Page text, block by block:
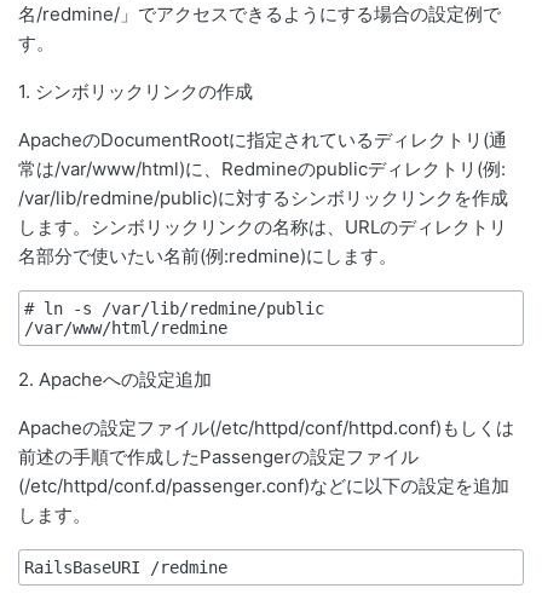
名/redmine/」でアクセスできるようにする場合の設定例で
す。
1. シンボリックリンクの作成
ApacheのDocumentRootに指定されているディレクトリ(通
常は/var/www/html)に、Redmineのpublicディレクトリ(例:
/var/lib/redmine/public)に対するシンボリックリンクを作成
します。シンボリックリンクの名称は、URLのディレクトリ
名部分で使いたい名前(例:redmine)にします。
# ln -s /var/lib/redmine/public
2. Apacheへの設定追加
Apacheの設定ファイル(/etc/httpd/conf/httpd.conf)もしくは
前述の手順で作成したPassengerの設定ファイル
(/etc/httpd/conf.d/passenger.conf)などに以下の設定を追加
します。